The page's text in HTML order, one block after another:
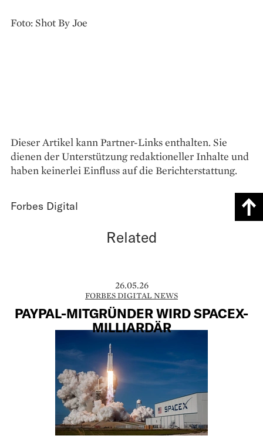
Foto: Shot By Joe
Dieser Artikel kann Partner-Links enthalten. Sie
dienen der Unterstützung redaktioneller Inhalte und
haben keinerlei Einfluss auf die Berichterstattung.
Forbes Digital
Related
26.05.26
FORBES DIGITAL NEWS
PAYPAL-MITGRÜNDER WIRD SPACEX-
MILLIARDÄR